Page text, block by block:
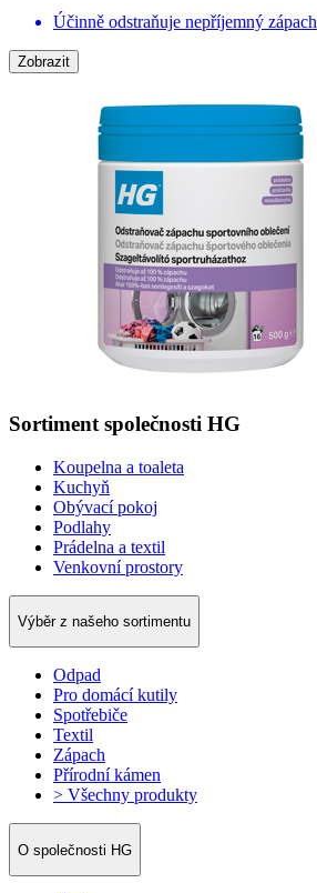
Účinně odstraňuje nepříjemný zápach
Zobrazit
Sortiment společnosti HG
Koupelna a toaleta
Kuchyň
Obývací pokoj
Podlahy
Prádelna a textil
Venkovní prostory
Výběr z našeho sortimentu
Odpad
Pro domácí kutily
Spotřebiče
Textil
Zápach
Přírodní kámen
> Všechny produkty
O společnosti HG